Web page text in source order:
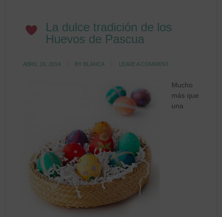
La dulce tradición de los
Huevos de Pascua
ABRIL 16, 2014 BY BLANCA LEAVE A COMMENT
Mucho
más que
una